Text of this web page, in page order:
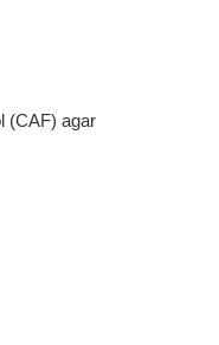
(CAF) agar